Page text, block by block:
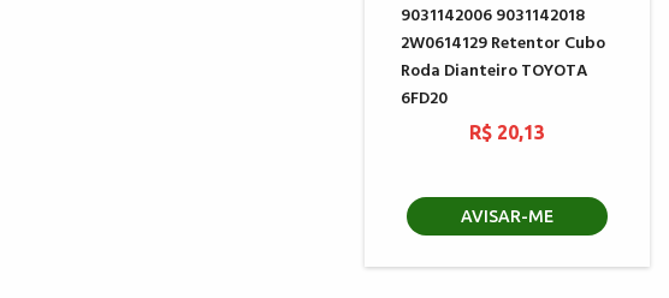
9031142006 9031142018
2W0614129 Retentor Cubo
Roda Dianteiro TOYOTA
6FD20
R$ 20,13
AVISAR-ME